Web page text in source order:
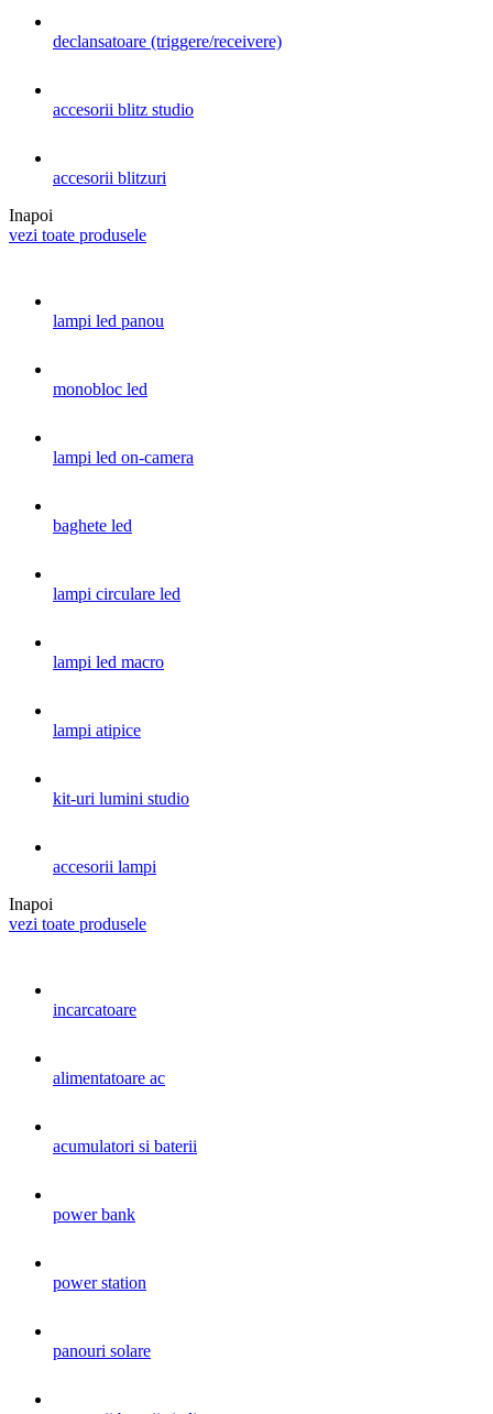
declansatoare (triggere/receivere)
accesorii blitz studio
accesorii blitzuri
Inapoi
vezi toate produsele
lampi led panou
monobloc led
lampi led on-camera
baghete led
lampi circulare led
lampi led macro
lampi atipice
kit-uri lumini studio
accesorii lampi
Inapoi
vezi toate produsele
incarcatoare
alimentatoare ac
acumulatori si baterii
power bank
power station
panouri solare